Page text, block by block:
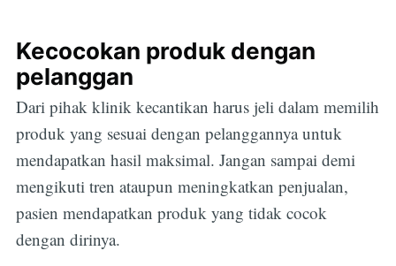
Kecocokan produk dengan
pelanggan
Dari pihak klinik kecantikan harus jeli dalam memilih
produk yang sesuai dengan pelanggannya untuk
mendapatkan hasil maksimal. Jangan sampai demi
mengikuti tren ataupun meningkatkan penjualan,
pasien mendapatkan produk yang tidak cocok
dengan dirinya.